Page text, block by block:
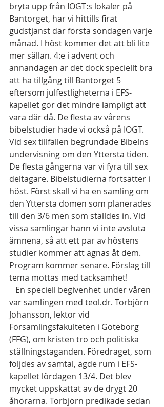
bryta upp från IOGT:s lokaler på
Bantorget, har vi hittills firat
gudstjänst där första söndagen varje
månad. I höst kommer det att bli lite
mer sällan. 4:e i advent och
annandagen är det dock speciellt bra
att ha tillgång till Bantorget 5
eftersom julfestligheterna i EFS-
kapellet gör det mindre lämpligt att
vara där då. De flesta av vårens
bibelstudier hade vi också på IOGT.
Vid sex tillfällen begrundade Bibelns
undervisning om den Yttersta tiden.
De flesta gångerna var vi fyra till sex
deltagare. Bibelstudierna fortsätter i
höst. Först skall vi ha en samling om
den Yttersta domen som planerades
till den 3/6 men som ställdes in. Vid
vissa samlingar hann vi inte avsluta
ämnena, så att ett par av höstens
studier kommer att ägnas åt dem.
Program kommer senare. Förslag till
tema mottas med tacksamhet!
var samlingen med teol.dr. Torbjörn
Johansson, lektor vid
Församlingsfakulteten i Göteborg
(FFG), om kristen tro och politiska
ställningstaganden. Föredraget, som
följdes av samtal, ägde rum i EFS-
kapellet lördagen 13/4. Det blev
mycket uppskattat av de drygt 20
åhörarna. Torbjörn predikade sedan